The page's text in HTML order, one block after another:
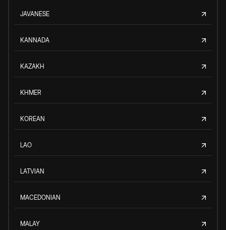
JAVANESE
KANNADA
KAZAKH
KHMER
KOREAN
LAO
LATVIAN
MACEDONIAN
MALAY